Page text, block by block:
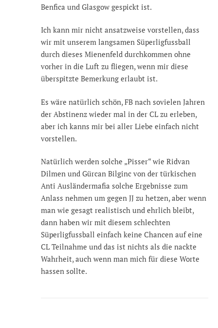
Benfica und Glasgow gespickt ist.
Ich kann mir nicht ansatzweise vorstellen, dass
wir mit unserem langsamen Süperligfussball
durch dieses Mienenfeld durchkommen ohne
vorher in die Luft zu fliegen, wenn mir diese
überspitzte Bemerkung erlaubt ist.
Es wäre natürlich schön, FB nach sovielen Jahren
der Abstinenz wieder mal in der CL zu erleben,
aber ich kanns mir bei aller Liebe einfach nicht
vorstellen.
Natürlich werden solche „Pisser“ wie Ridvan
Dilmen und Gürcan Bilginc von der türkischen
Anti Ausländermafia solche Ergebnisse zum
Anlass nehmen um gegen JJ zu hetzen, aber wenn
man wie gesagt realistisch und ehrlich bleibt,
dann haben wir mit diesem schlechten
Süperligfussball einfach keine Chancen auf eine
CL Teilnahme und das ist nichts als die nackte
Wahrheit, auch wenn man mich für diese Worte
hassen sollte.